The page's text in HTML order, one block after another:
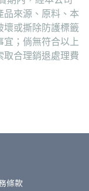
品來源、原料、本
壞或撕除防護標籤
宜；倘無符合以上
取合理銷退處理費
條款